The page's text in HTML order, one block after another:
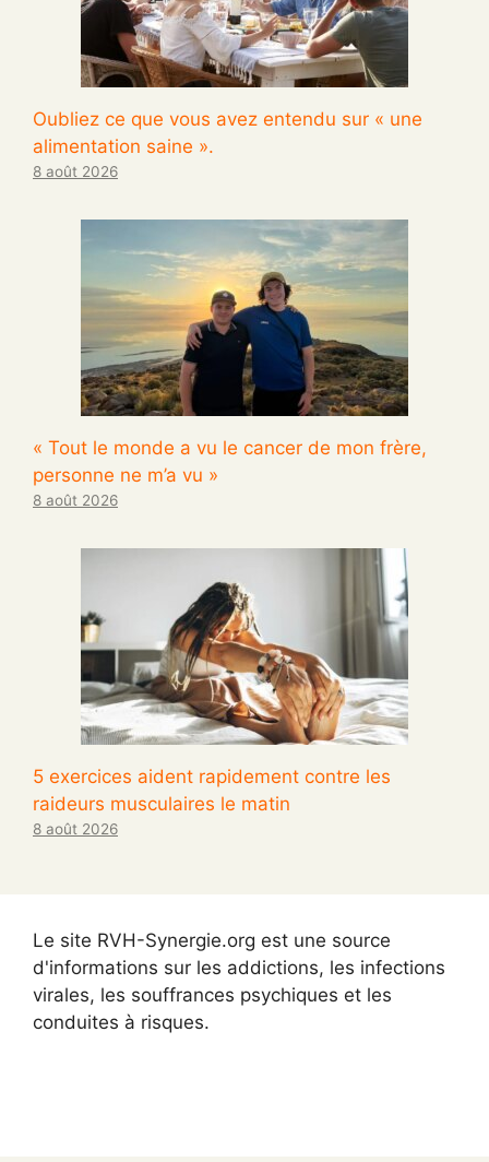
Oubliez ce que vous avez entendu sur « une
alimentation saine ».
8 août 2026
« Tout le monde a vu le cancer de mon frère,
personne ne m’a vu »
8 août 2026
5 exercices aident rapidement contre les
raideurs musculaires le matin
8 août 2026
Le site RVH-Synergie.org est une source
d'informations sur les addictions, les infections
virales, les souffrances psychiques et les
conduites à risques.